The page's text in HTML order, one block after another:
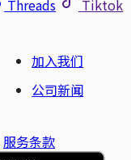
Threads
Tiktok
加入我们
公司新闻
服务条款